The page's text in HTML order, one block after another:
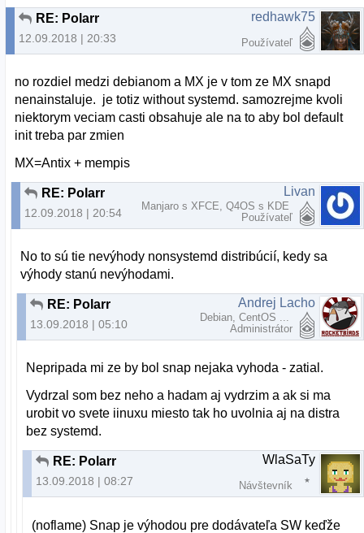
RE: Polarr
12.09.2018 | 20:33
redhawk75
Používateľ
no rozdiel medzi debianom a MX je v tom ze MX snapd
nenainstaluje. je totiz without systemd. samozrejme kvoli
niektorym veciam casti obsahuje ale na to aby bol default
init treba par zmien
MX=Antix + mempis
RE: Polarr
12.09.2018 | 20:54
Livan
Manjaro s XFCE, Q4OS s KDE
Používateľ
No to sú tie nevýhody nonsystemd distribúcií, kedy sa
výhody stanú nevýhodami.
RE: Polarr
13.09.2018 | 05:10
Andrej Lacho
Debian, CentOS ...
Administrátor
Nepripada mi ze by bol snap nejaka vyhoda - zatial.
Vydrzal som bez neho a hadam aj vydrzim a ak si ma
urobit vo svete iinuxu miesto tak ho uvolnia aj na distra
bez systemd.
RE: Polarr
13.09.2018 | 08:27
WlaSaTy
Návštevník
(noflame) Snap je výhodou pre dodávateľa SW keďže